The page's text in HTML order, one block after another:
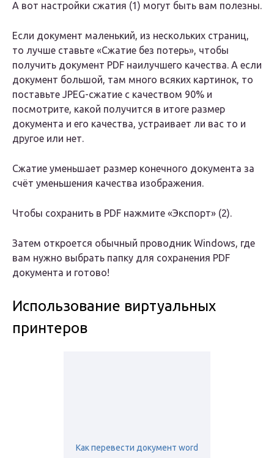
А вот настройки сжатия (1) могут быть вам полезны.
Если документ маленький, из нескольких страниц,
то лучше ставьте «Сжатие без потерь», чтобы
получить документ PDF наилучшего качества. А если
документ большой, там много всяких картинок, то
поставьте JPEG-сжатие с качеством 90% и
посмотрите, какой получится в итоге размер
документа и его качества, устраивает ли вас то и
другое или нет.
Сжатие уменьшает размер конечного документа за
счёт уменьшения качества изображения.
Чтобы сохранить в PDF нажмите «Экспорт» (2).
Затем откроется обычный проводник Windows, где
вам нужно выбрать папку для сохранения PDF
документа и готово!
Использование виртуальных
принтеров
Как перевести документ word